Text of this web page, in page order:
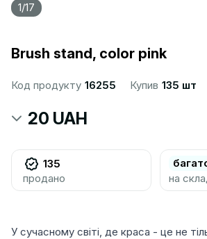
1/17
Brush stand, color pink
Код продукту 16255 Купив 135 шт
20 UAH
135
продано
на
У сучасному світі, де краса - це не